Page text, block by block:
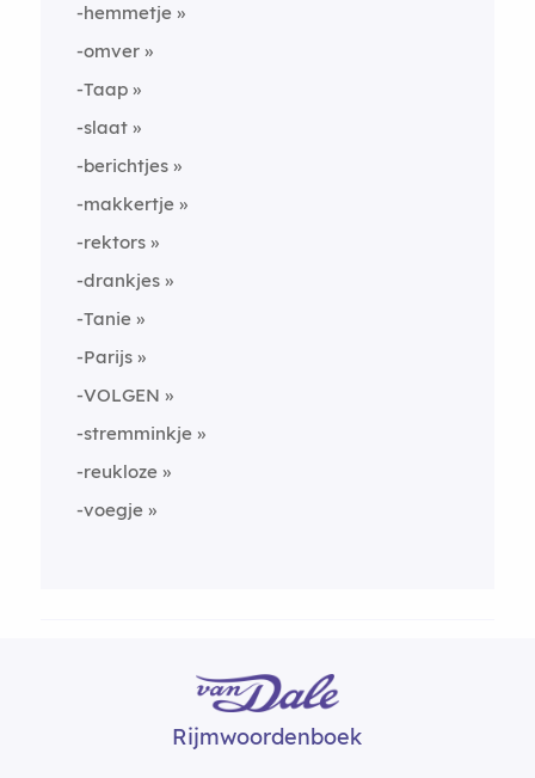
-hemmetje
-omver
-Taap
-slaat
-berichtjes
-makkertje
-rektors
-drankjes
-Tanie
-Parijs
-VOLGEN
-stremminkje
-reukloze
-voegje
Rijmwoordenboek